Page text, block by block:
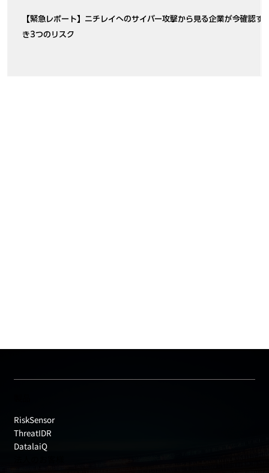
【緊急レポート】ニチレイへのサイバー攻撃から見る企業が今確認す
き3つのリスク
RiskSensor
ThreatIDR
DatalaiQ